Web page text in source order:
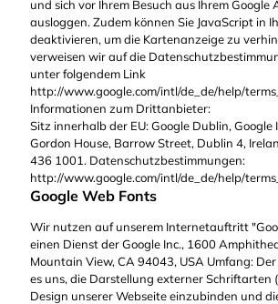
und sich vor Ihrem Besuch aus Ihrem Google
ausloggen. Zudem können Sie JavaScript in
deaktivieren, um die Kartenanzeige zu
verweisen wir auf die
unter folgendem Link
http://www.google.com/intl/de_de/help/
Informationen zum Drittanbieter:
Sitz innerhalb der EU: Google Dublin, Google
Gordon House, Barrow Street, Dublin 4,
436 1001. Datenschutzbestimmungen:
http://www.google.com/intl/de_de/help/
Google Web Fonts
Wir nutzen auf unserem Internetauftritt
einen Dienst der Google Inc., 1600
Mountain View, CA 94043, USA Umfang:
es uns, die Darstellung externer Schriftarten
Design unserer Webseite einzubinden und